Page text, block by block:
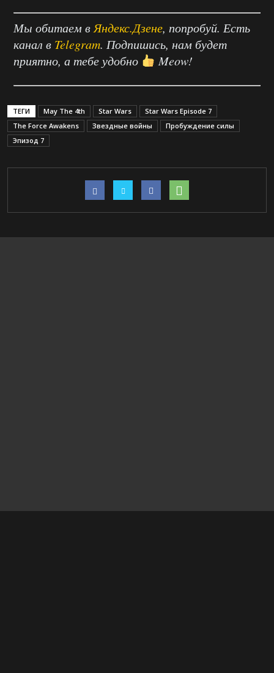
Мы обитаем в Яндекс.Дзене, попробуй. Есть
канал в Telegram. Подпишись, нам будет
приятно, а тебе удобно
Meow!
ТЕГИ May The 4th Star Wars
Star Wars Episode 7
The Force Awakens
Звездные войны
Пробуждение силы
Эпизод 7